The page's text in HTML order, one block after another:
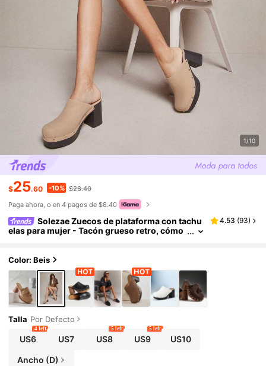
1/10
$25.60 -10% $28.40
Paga ahora, o en 4 pagos de $6.40
Solezae Zuecos de plataforma con tachu
elas para mujer - Tacón grueso retro, cómo
4.53 (93)
Color: Beis
Talla Por Defecto
US6
4 left
US7 US8
5 left
US9
5 left
US10
Ancho (D)